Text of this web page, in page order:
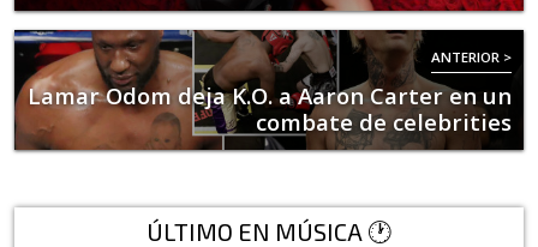
ANTERIOR >
Lamar Odom deja K.O. a Aaron Carter en un
combate de celebrities
ÚLTIMO EN MÚSICA 🕐